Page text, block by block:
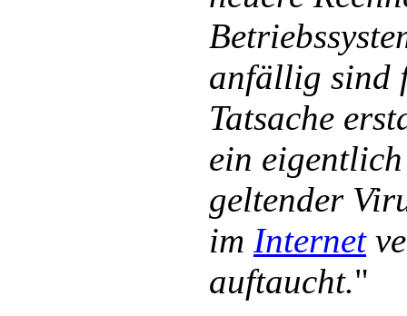
anfällig sind
Tatsache
ein
geltender
im Internet
auftaucht."